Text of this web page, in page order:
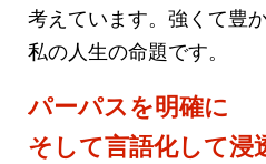
考えています。強くて豊
私の人生の命題です。
パーパスを明確に
そして言語化して浸